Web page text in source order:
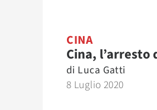
CINA
Cina, l’arresto
di Luca Gatti
8 Luglio 2020